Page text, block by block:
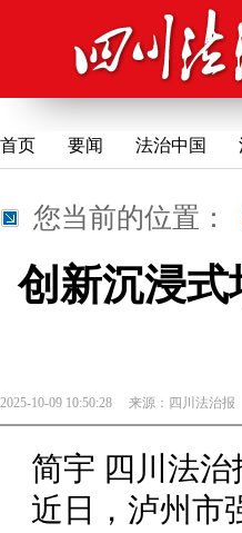
首页 要闻 法治中国
您当前的位置：
创新沉浸式
2025-10-09 10:50:28 来源： 四川法治报
简宇 四川法
近日，泸州市